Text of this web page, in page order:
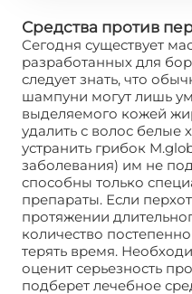
Средства против
Сегодня существует
разработанных для
следует знать, что
шампуни могут лишь
выделяемого кожей
удалить с волос белые
устранить грибок
заболевания) им не
способны только
препараты. Если
протяжении
количество
терять время.
оценит серьезность
подберет лечебное